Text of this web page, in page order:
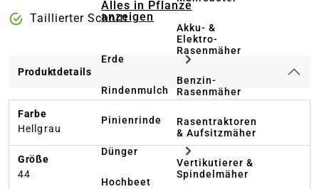
Alles in Pflanze
anzeigen
Erde
Rindenmulch
Pinienrinde
Dünger
Hochbeet
Akku- &
Elektro-
Rasenmäher
Benzin-
Rasenmäher
Rasentraktoren
& Aufsitzmäher
Vertikutierer &
Spindelmäher
Taillierter Schnitt
Produktdetails
Farbe
Hellgrau
Größe
44